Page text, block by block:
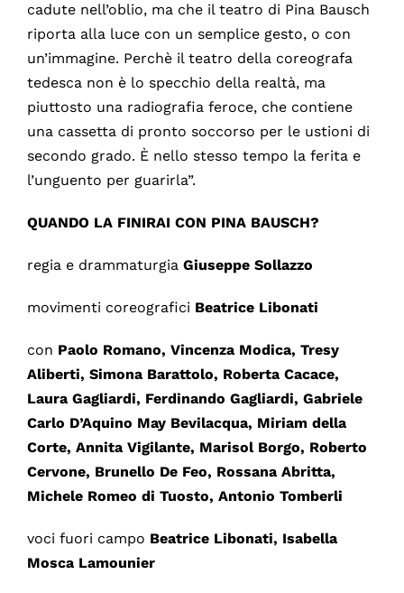
cadute nell’oblio, ma che il teatro di Pina Bausch
riporta alla luce con un semplice gesto, o con
un’immagine. Perchè il teatro della coreografa
tedesca non è lo specchio della realtà, ma
piuttosto una radiografia feroce, che contiene
una cassetta di pronto soccorso per le ustioni di
secondo grado. È nello stesso tempo la ferita e
l’unguento per guarirla”.
QUANDO LA FINIRAI CON PINA BAUSCH?
regia e drammaturgia Giuseppe Sollazzo
movimenti coreografici Beatrice Libonati
con Paolo Romano, Vincenza Modica, Tresy
Aliberti, Simona Barattolo, Roberta Cacace,
Laura Gagliardi, Ferdinando Gagliardi, Gabriele
Carlo D’Aquino May Bevilacqua, Miriam della
Corte, Annita Vigilante, Marisol Borgo, Roberto
Cervone, Brunello De Feo, Rossana Abritta,
Michele Romeo di Tuosto, Antonio Tomberli
voci fuori campo Beatrice Libonati, Isabella
Mosca Lamounier